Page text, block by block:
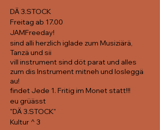
DÄ 3.STOCK
Freitag ab 17.00
JAMFreeday!
sind alli herzlich iglade zum Musiziärä,
Tanzä und sii
vill instrument sind döt parat und alles
zum dis Instrument mitneh und losleggä
au!
findet Jede 1. Fritig im Monet statt!!!
eu grüässt
"DÄ 3.STOCK"
Kultur ^ 3